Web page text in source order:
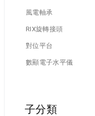
風電軸承
RIX旋轉接頭
對位平台
數顯電子水平儀
子分類